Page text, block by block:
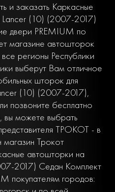
и заказать Каркасные
Lancer (10) (2007-2017)
двери PREMIUM по
магазине автошторок
регионы Республики
выберут Вам отличное
шторок для
(10) (2007-2017),
позвоните бесплатно
можете выбрать
ТРОКОТ - в
Трокот
автошторки на
2017) Седан Комплект
покупателям городов: